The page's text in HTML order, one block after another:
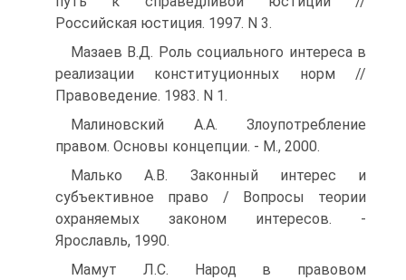
Российская юстиция. 1997. N 3.
Мазаев В.Д. Роль социального интереса в
реализации конституционных норм //
Правоведение. 1983. N 1.
Малиновский А.А. Злоупотребление
правом. Основы концепции. - М., 2000.
Малько А.В. Законный интерес и
субъективное право / Вопросы теории
охраняемых законом интересов. -
Ярославль, 1990.
Мамут Л.С. Народ в правовом